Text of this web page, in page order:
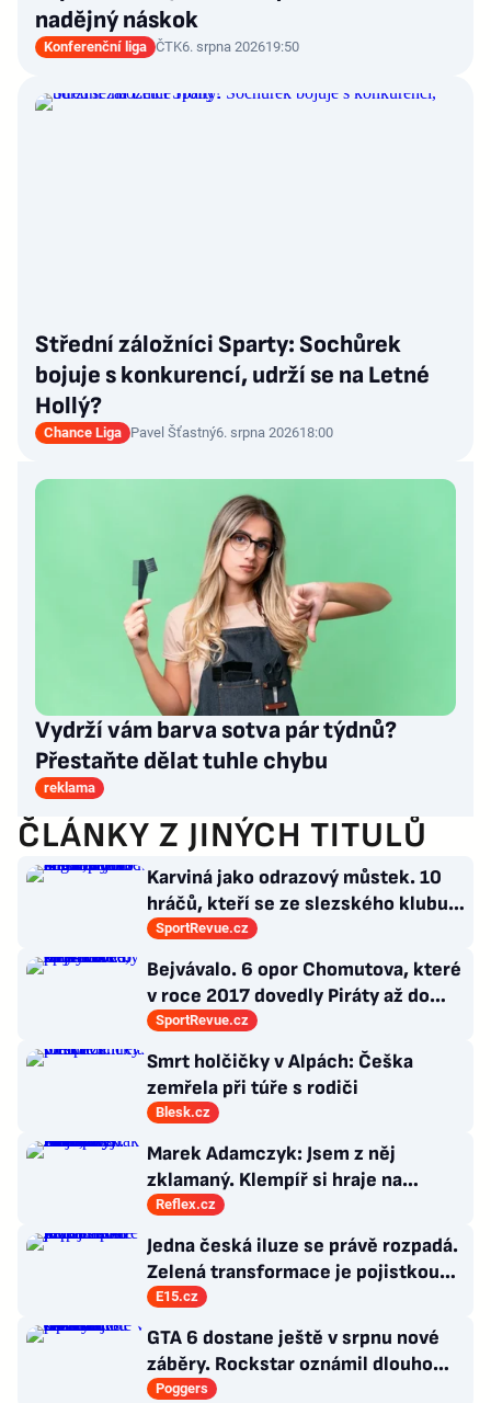
nadějný náskok
Konferenční liga ČTK6. srpna 202619:50
Střední záložníci Sparty: Sochůrek
bojuje s konkurencí, udrží se na Letné
Hollý?
Chance Liga Pavel Šťastný6. srpna 202618:00
Vydrží vám barva sotva pár týdnů?
Přestaňte dělat tuhle chybu
reklama
ČLÁNKY Z JINÝCH TITULŮ
Karviná jako odrazový můstek. 10
hráčů, kteří se ze slezského klubu
probili k lukrativnímu angažmá
SportRevue.cz
Bejvávalo. 6 opor Chomutova, které
v roce 2017 dovedly Piráty až do
semifinále play-off
SportRevue.cz
Smrt holčičky v Alpách: Češka
zemřela při túře s rodiči
Blesk.cz
Marek Adamczyk: Jsem z něj
zklamaný. Klempíř si hraje na
ministra. Nestačí se tak tvářit, musí
zamakat
Reflex.cz
Jedna česká iluze se právě rozpadá.
Zelená transformace je pojistkou
proti chaosu
E15.cz
GTA 6 dostane ještě v srpnu nové
záběry. Rockstar oznámil dlouho
očekávanou prezentaci
Poggers